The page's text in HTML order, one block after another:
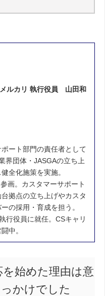
ルカリ 執行役員 山田和
ート部門の責任者として
界団体・JASGAの立ち上
全化施策を実施。
画。カスタマーサポート
拠点の立ち上げやカスタ
の採用・育成を担う。
行役員に就任。CSキャリ
中。
始めた理由は意
かけでした